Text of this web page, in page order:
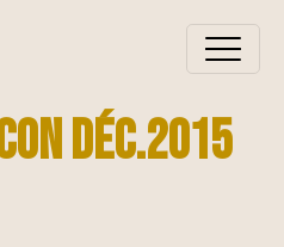
Déc.2015